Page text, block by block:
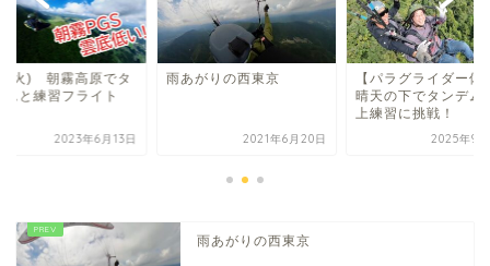
火) 朝霧高原でタ
ムと練習フライト
2023年6月13日
雨あがりの西東京
2021年6月20日
【パラグライダー体
晴天の下でタンデム
上練習に挑戦！
2025年9
雨あがりの西東京